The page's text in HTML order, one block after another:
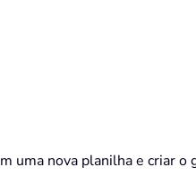
uma nova planilha e criar